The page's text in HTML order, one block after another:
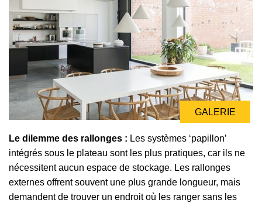
GALERIE
Le dilemme des rallonges : Les systèmes ‘papillon’
intégrés sous le plateau sont les plus pratiques, car ils ne
nécessitent aucun espace de stockage. Les rallonges
externes offrent souvent une plus grande longueur, mais
demandent de trouver un endroit où les ranger sans les